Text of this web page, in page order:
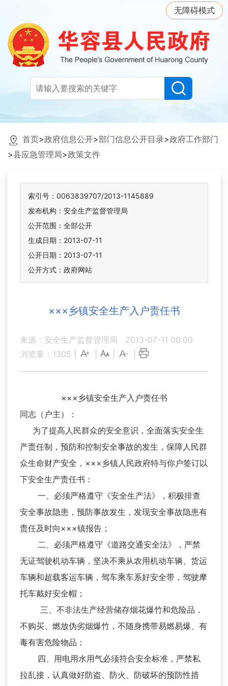
无障碍模式
首页>政府信息公开>部门信息公开目录>政府工作部门
>县应急管理局>政策文件
索引号：0063839707/2013-1145889
发布机构：安全生产监督管理局
公开范围：全部公开
生成日期：2013-07-11
公开日期：2013-07-11
公开方式：政府网站
×××乡镇安全生产入户责任书
来源：安全生产监督管理局
2013-07-11 00:00
浏览量： 1305
×××乡镇安全生产入户责任书
同志（户主）：
为了提高人民群众的安全意识，全面落实安全生
产责任制，预防和控制安全事故的发生，保障人民群
众生命财产安全，×××乡镇人民政府特与你户签订以
下安全生产责任书：
一、必须严格遵守《安全生产法》，积极排查
安全事故隐患，预防事故发生，发现安全事故隐患有
责任及时向×××镇报告；
二、必须严格遵守《道路交通安全法》，严禁
无证驾驶机动车辆，坚决不乘从农用机动车辆、货运
车辆和超载客运车辆，驾车乘车系好安全带，驾驶摩
托车戴好安全帽；
三、不非法生产经营储存烟花爆竹和危险品，
不购买、燃放伪劣烟爆竹，不随身携带易燃易爆、有
毒有害危险物品；
四、用电用水用气必须符合安全标准，严禁私
拉乱接，认真做好防盗、防火、防破坏的预防性措